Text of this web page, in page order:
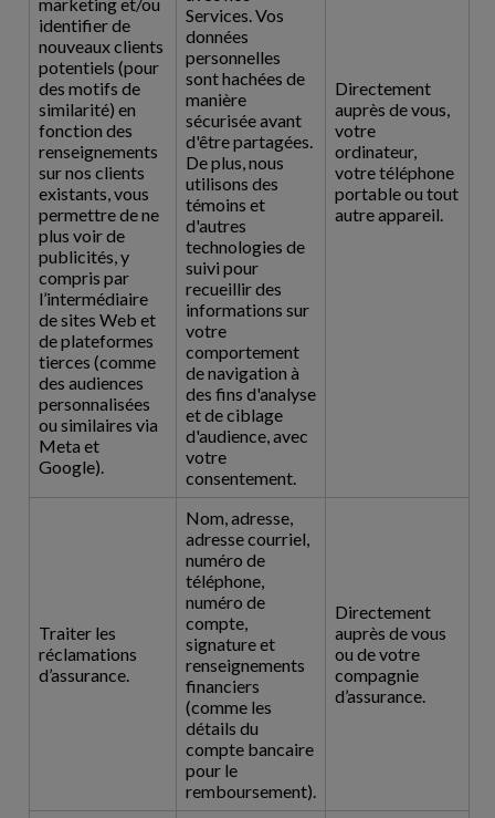
identifier de
nouveaux clients
potentiels (pour
des motifs de
similarité) en
fonction des
renseignements
sur nos clients
existants, vous
permettre de ne
plus voir de
publicités, y
compris par
l’intermédiaire
de sites Web et
de plateformes
tierces (comme
des audiences
personnalisées
ou similaires via
Meta et
Google).
Services. Vos
données
personnelles
sont hachées de
manière
sécurisée avant
d'être partagées.
De plus, nous
utilisons des
témoins et
d'autres
technologies de
suivi pour
recueillir des
informations sur
votre
comportement
de navigation à
des fins d'analyse
et de ciblage
d'audience, avec
votre
consentement.
Directement
auprès de vous,
votre
ordinateur,
votre téléphone
portable ou tout
autre appareil.
Traiter les
réclamations
d’assurance.
Nom, adresse,
adresse courriel,
numéro de
téléphone,
numéro de
compte,
signature et
renseignements
financiers
(comme les
détails du
compte bancaire
pour le
remboursement).
Directement
auprès de vous
ou de votre
compagnie
d’assurance.